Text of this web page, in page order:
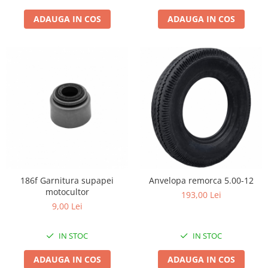
Compresoare auto si pompe
Cricuri
Pompe de transfer
Decoratiuni, ornamente si articole
Costume Craciun
Decoratiuni luminoase exterioare &
Furtun - Tub - rola craciun
ADAUGA IN COS ADAUGA IN COS
186f Garnitura supapei
motocultor
9,00 Lei
IN STOC
ADAUGA IN COS
Anvelopa remorca 5.00-12
193,00 Lei
IN STOC
ADAUGA IN COS